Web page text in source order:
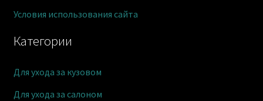
Категории
Для ухода за кузовом
Для ухода за салоном
Условия использования сайта